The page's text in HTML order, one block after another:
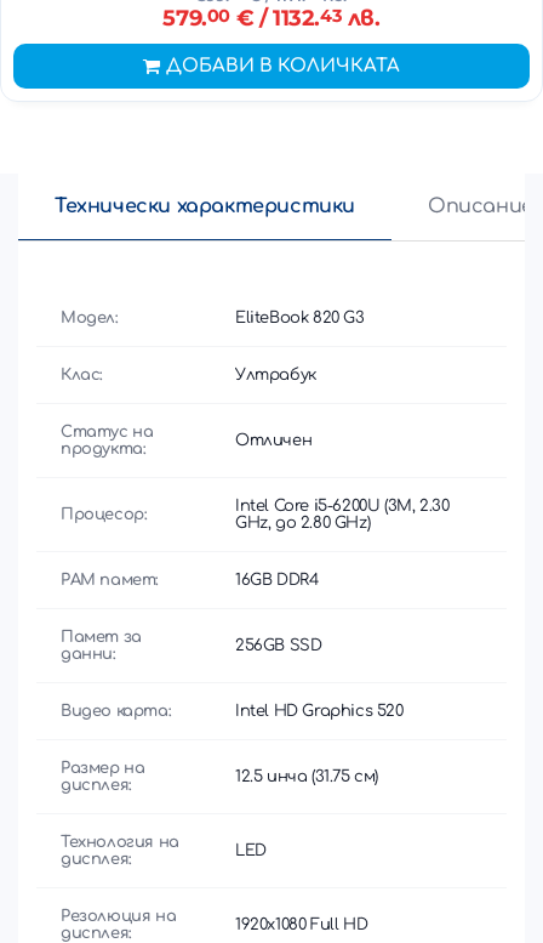
579.00€ / 1132.43 лв.
ДОБАВИ В КОЛИЧКАТА
Технически характеристики Описание
Модел: EliteBook 820 G3
Клас: Ултрабук
Статус на
продукта:
Отличен
Процесор:
Intel Core i5-6200U (3M, 2.30
GHz, до 2.80 GHz)
РАМ памет: 16GB DDR4
Памет за
данни:
256GB SSD
Видео карта: Intel HD Graphics 520
Размер на
дисплея:
12.5 инча (31.75 см)
Технология на
дисплея:
LED
Резолюция на
дисплея:
1920x1080 Full HD